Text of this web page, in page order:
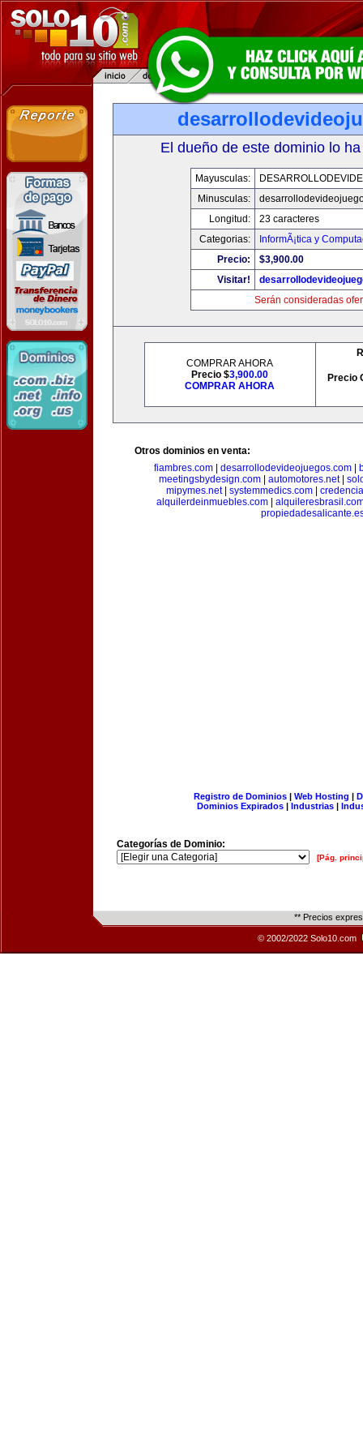
El dueño de este dominio lo
Mayusculas:
Minusculas:
Longitud:
23 caracteres
Categorias:
InformÃ¡tica y
Precio:
$3,900.00
Visitar!
Serán consideradas
COMPRAR AHORA
Precio $3,900.00
COMPRAR AHORA
Precio
Otros dominios en venta:
fiambres.com| desarrollodevideojuegos.com|
meetingsbydesign.com| automotores.net|
mipymes.net| systemmedics.com
alquilerdeinmuebles.com|
Registro de Dominios| Web Hosting |
Dominios Expirados | Industrias |
Categorías de Dominio:
[Pág.
** Precios
© 2002/2022 Solo10.com